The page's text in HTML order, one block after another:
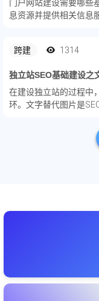
门户网站建设需要哪些
息资源并提供相关信息
跨建
1314
独立站SEO基础建设之
在建设独立站的过程中
环。文字替代图片是